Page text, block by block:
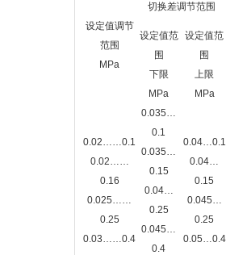
设定值调节
范围
MPa
切换差调节范围
设定值范
围
下限
MPa
设定值范
围
上限
MPa
0.02……0.1
0.02……
0.16
0.025……
0.25
0.03……0.4
0.035…
0.1
0.035…
0.15
0.04…
0.25
0.045…
0.4
0.04…0.1
0.04…
0.15
0.045…
0.25
0.05…0.4